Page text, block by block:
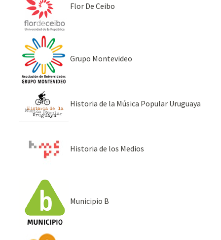
Flor De Ceibo
Grupo Montevideo
Historia de la Música Popular Uruguaya
Historia de los Medios
Municipio B